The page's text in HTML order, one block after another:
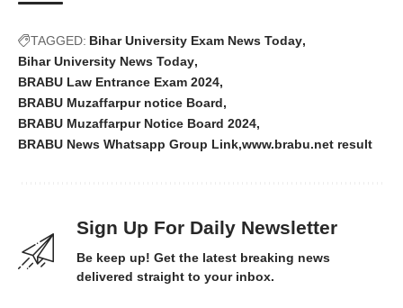
TAGGED: Bihar University Exam News Today
Bihar University News Today
BRABU Law Entrance Exam 2024
BRABU Muzaffarpur notice Board
BRABU Muzaffarpur Notice Board 2024
BRABU News Whatsapp Group Link www.brabu.net result
Sign Up For Daily Newsletter
Be keep up! Get the latest breaking news
delivered straight to your inbox.